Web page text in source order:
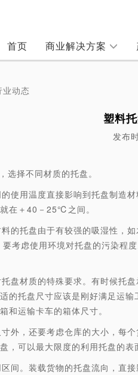
首页 商业解决方案
业动态
塑料
发布
选择不同材质的托盘。
用温度直接影响到托盘制造材
在＋40－25℃之间。
托盘由于有较强的吸湿性，如
虑使用环境对托盘的污染程度
材质的特殊要求。有时候托盘
的托盘尺寸应该是刚好满足运
和运输卡车的箱体尺寸。
，还要考虑仓库的大小，每个
，可以最大限度的利用托盘的表
。装载货物的托盘流向，直接